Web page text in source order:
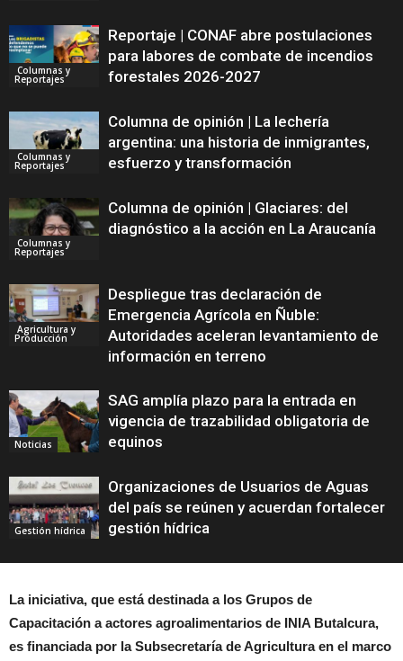
Columnas y
Reportajes
Reportaje | CONAF abre postulaciones
para labores de combate de incendios
forestales 2026-2027
Columnas y
Reportajes
Columna de opinión | La lechería
argentina: una historia de inmigrantes,
esfuerzo y transformación
Columnas y
Reportajes
Columna de opinión | Glaciares: del
diagnóstico a la acción en La Araucanía
Agricultura y
Producción
Despliegue tras declaración de
Emergencia Agrícola en Ñuble:
Autoridades aceleran levantamiento de
información en terreno
Noticias
SAG amplía plazo para la entrada en
vigencia de trazabilidad obligatoria de
equinos
Gestión hídrica
Organizaciones de Usuarios de Aguas
del país se reúnen y acuerdan fortalecer
gestión hídrica
La iniciativa, que está destinada a los Grupos de
Capacitación a actores agroalimentarios de INIA Butalcura,
es financiada por la Subsecretaría de Agricultura en el marco